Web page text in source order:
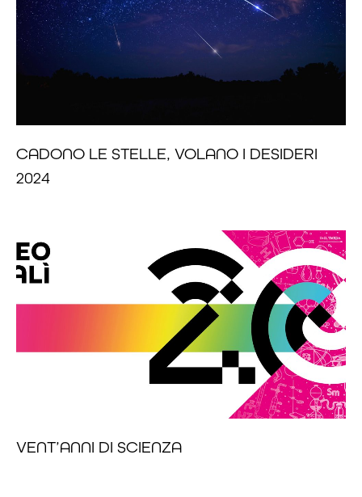
CADONO LE STELLE, VOLANO I DESIDERI
2024
VENT’ANNI DI SCIENZA